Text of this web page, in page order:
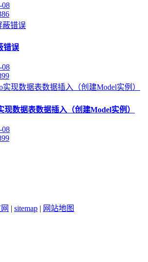
08
错误
08
现数据表数据插入（创建Model实例）
08
| sitemap | 网站地图